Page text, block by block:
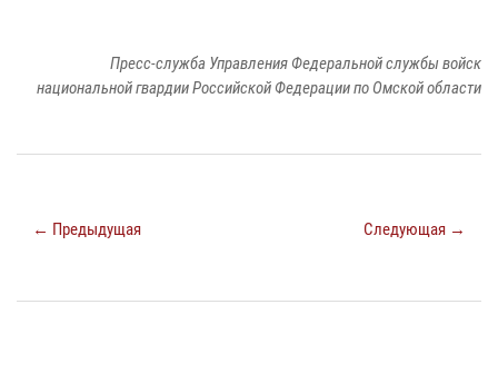
Пресс-служба Управления Федеральной службы войск
национальной гвардии Российской Федерации по Омской области
← Предыдущая Следующая →